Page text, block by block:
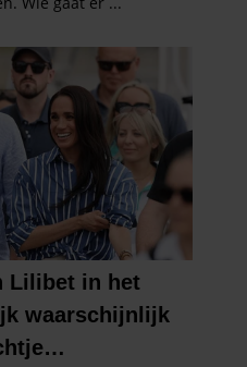
en analyse. Deze
of die ze hebben
van hun services. U
als u onze website blijft